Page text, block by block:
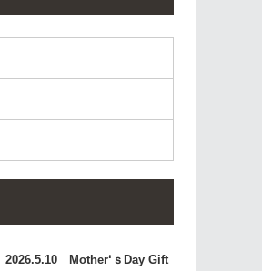
2026.5.10 Mother‘ｓDay Gift